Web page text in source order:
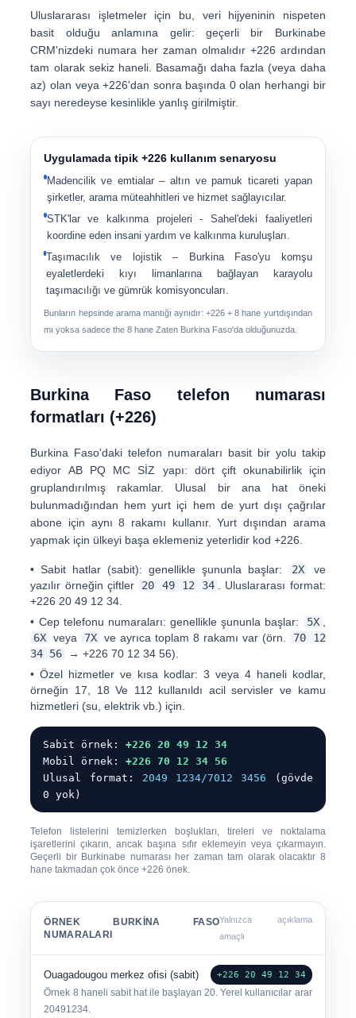
Uluslararası işletmeler için bu, veri hijyeninin nispeten
basit olduğu anlamına gelir: geçerli bir Burkinabe
CRM'nizdeki numara her zaman olmalıdır +226 ardından
tam olarak sekiz haneli. Basamağı daha fazla (veya daha
az) olan veya +226'dan sonra başında 0 olan herhangi bir
sayı neredeyse kesinlikle yanlış girilmiştir.
Uygulamada tipik +226 kullanım senaryosu
Madencilik ve emtialar– altın ve pamuk ticareti yapan
şirketler, arama müteahhitleri ve hizmet sağlayıcılar.
STK'lar ve kalkınma projeleri - Sahel'deki faaliyetleri
koordine eden insani yardım ve kalkınma kuruluşları.
Taşımacılık ve lojistik – Burkina Faso'yu komşu
eyaletlerdeki kıyı limanlarına bağlayan karayolu
taşımacılığı ve gümrük komisyoncuları.
Bunların hepsinde arama mantığı aynıdır:+226 + 8 hane yurtdışından
mı yoksa sadece the8 hane Zaten Burkina Faso'da olduğunuzda.
Burkina Faso telefon numarası
formatları (+226)
Burkina Faso'daki telefon numaraları basit bir yolu takip
ediyorAB PQ MC SİZ yapı: dört çift okunabilirlik için
gruplandırılmış rakamlar. Ulusal bir ana hat öneki
bulunmadığından hem yurt içi hem de yurt dışı çağrılar
abone için aynı 8 rakamı kullanır. Yurt dışından arama
yapmak için ülkeyi başa eklemeniz yeterlidir kod+226
•Sabit hatlar (sabit): genellikle şununla başlar: 2X
ve
yazılır örneğin çiftler
20 49 12 34
. Uluslararası format:
+226 20 49 12 34
• Cep telefonu numaraları: genellikle şununla başlar: 5X
6X veya 7X ve ayrıca toplam 8 rakamı var (örn.
70 12
34 56
→+226 70 12 34 56).
•Özel hizmetler ve kısa kodlar: 3 veya 4 haneli kodlar,
örneğin 17 18 Ve 112 kullanıldı acil servisler ve kamu
hizmetleri (su, elektrik vb.) için.
Sabit örnek:+226 20 49 12 34
Mobil örnek:+226 70 12 34 56
Ulusal format: 2049 1234/7012 3456 (gövde
0 yok)
Telefon listelerini temizlerken boşlukları, tireleri ve noktalama
işaretlerini çıkarın, ancakbaşına sıfır eklemeyin veya çıkarmayın
Geçerli bir Burkinabe numarası her zaman tam olarak olacaktır 8
hane takmadan çok önce+226 önek.
ÖRNEK BURKINA FASO
NUMARALARI
Yalnızca açıklama
amaçlı
Ouagadougou merkez ofisi (sabit) +226 20 49 12 34
Örnek 8 haneli sabit hat ile başlayan 20 . Yerel kullanıcılar arar
20491234